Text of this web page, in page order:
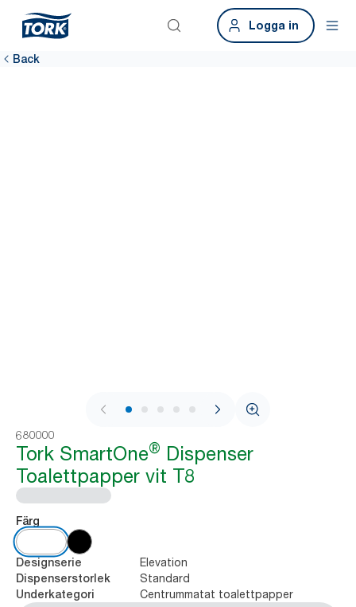
Logga in
Back
1 / 11
680000
Tork SmartOne® Dispenser
Toalettpapper vit T8
Färg
Designserie Elevation
Dispenserstorlek Standard
Underkategori Centrummatat toalettpapper